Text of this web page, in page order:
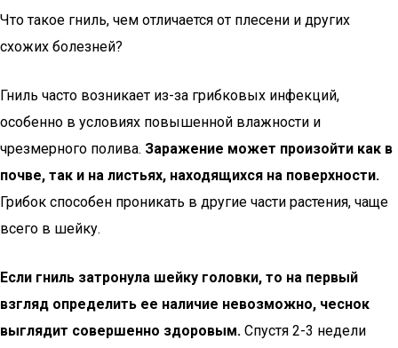
Что такое гниль, чем отличается от плесени и других
схожих болезней?
Гниль часто возникает из-за грибковых инфекций,
особенно в условиях повышенной влажности и
чрезмерного полива. Заражение может произойти как в
почве, так и на листьях, находящихся на поверхности.
Грибок способен проникать в другие части растения, чаще
всего в шейку.
Если гниль затронула шейку головки, то на первый
взгляд определить ее наличие невозможно, чеснок
выглядит совершенно здоровым. Спустя 2-3 недели